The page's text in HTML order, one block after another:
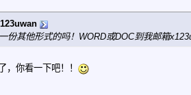
份其他形式的吗！WORD或DOC到我邮箱
，你看一下吧！！